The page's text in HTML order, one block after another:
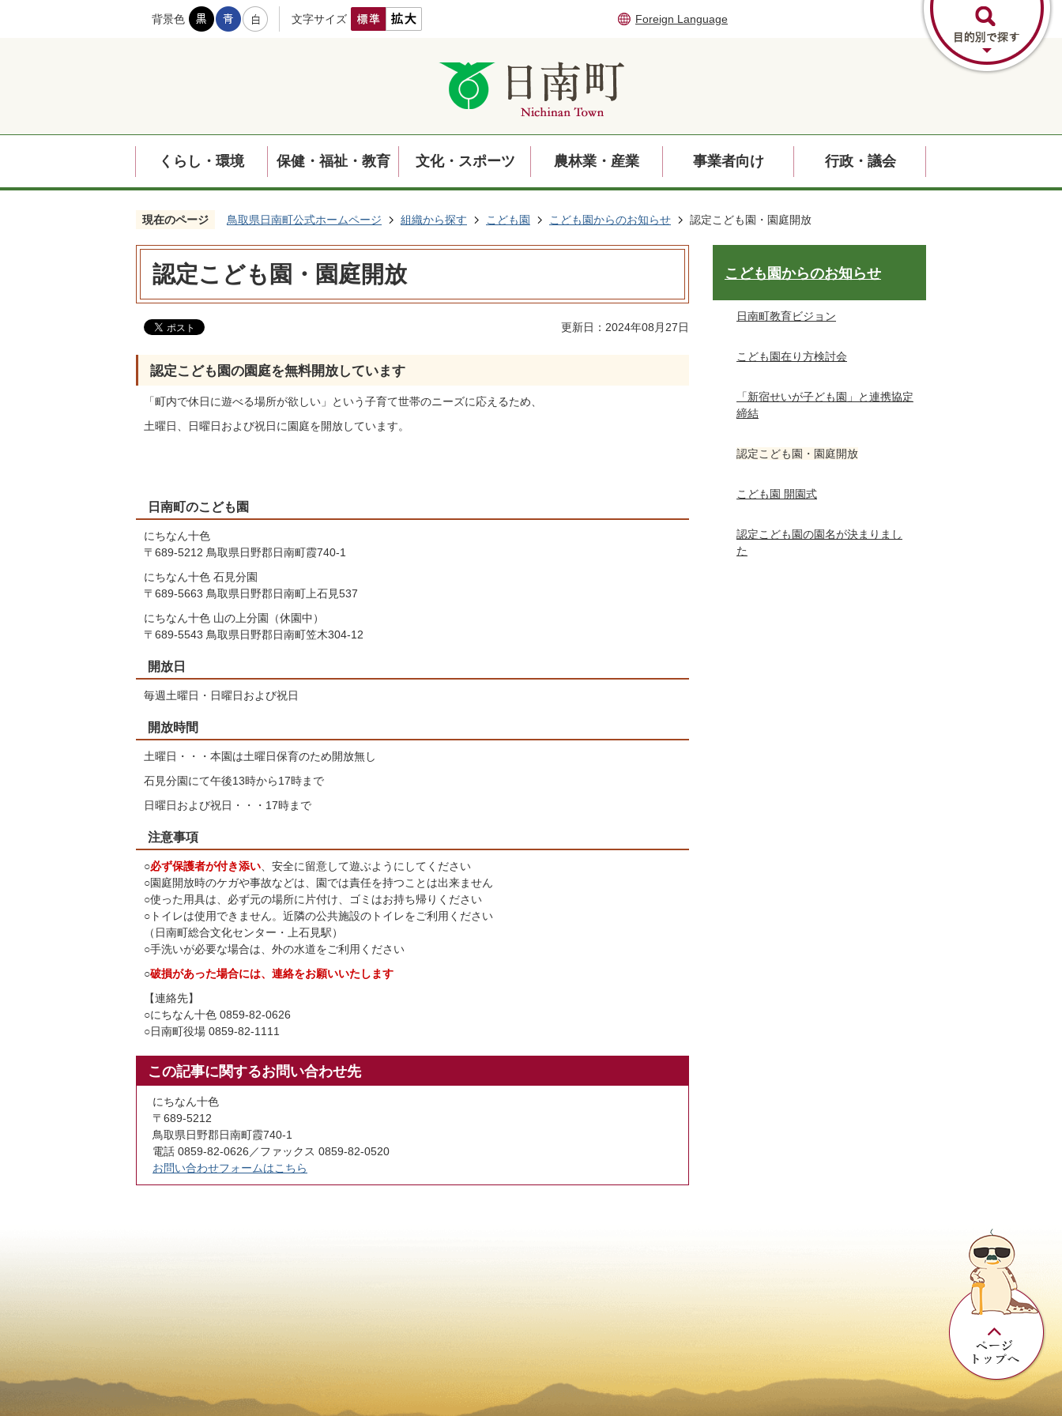
背景色 文字サイズ Foreign Language
くらし・環境 保健・福祉・教育 文化・スポーツ 農林業・産業 事業者向け 行政・議会
現在のページ 鳥取県日南町公式ホームページ 組織から探す こども園 こども園からのお知らせ 認定こども園・園庭開放
認定こども園・園庭開放
更新日：2024年08月27日
認定こども園の園庭を無料開放しています
「町内で休日に遊べる場所が欲しい」という子育て世帯のニーズに応えるため、
土曜日、日曜日および祝日に園庭を開放しています。
日南町のこども園
にちなん十色
〒689-5212 鳥取県日野郡日南町霞740-1
にちなん十色 石見分園
〒689-5663 鳥取県日野郡日南町上石見537
にちなん十色 山の上分園（休園中）
〒689-5543 鳥取県日野郡日南町笠木304-12
開放日
毎週土曜日・日曜日および祝日
開放時間
土曜日・・・本園は土曜日保育のため開放無し
石見分園にて午後13時から17時まで
日曜日および祝日・・・17時まで
注意事項
○必ず保護者が付き添い 、安全に留意して遊ぶようにしてください
○園庭開放時のケガや事故などは、園では責任を持つことは出来ません
○使った用具は、必ず元の場所に片付け、ゴミはお持ち帰りください
○トイレは使用できません。近隣の公共施設のトイレをご利用ください
（日南町総合文化センター・上石見駅）
○手洗いが必要な場合は、外の水道をご利用ください
○破損があった場合には、連絡をお願いいたします
【連絡先】
○にちなん十色 0859-82-0626
○日南町役場 0859-82-1111
この記事に関するお問い合わせ先
にちなん十色
〒689-5212
鳥取県日野郡日南町霞740-1
電話 0859-82-0626／ファックス 0859-82-0520
お問い合わせフォームはこちら
こども園からのお知らせ
日南町教育ビジョン
こども園在り方検討会
「新宿せいが子ども園」と連携協定
締結
認定こども園・園庭開放
こども園 開園式
認定こども園の園名が決まりまし
た